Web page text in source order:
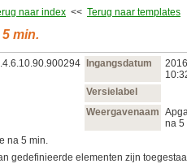
naar index << Terug naar templates
min.
Ingangsdatum
Versielabel
Weergavenaam
na 5
na 5 min.
gedefinieerde elementen zijn